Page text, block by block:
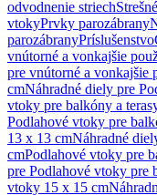
odvodnenie striech
vtokyPrvky parozábrany
parozábranyPríslušenstvo
vnútorné a vonkajšie
pre vnútorné a vonkajšie
cmNáhradné diely pre
vtoky pre balkóny a
Podlahové vtoky pre
13 x 13 cmNáhradné
cmPodlahové vtoky pre
pre Podlahové vtoky pre
vtoky 15 x 15 cm